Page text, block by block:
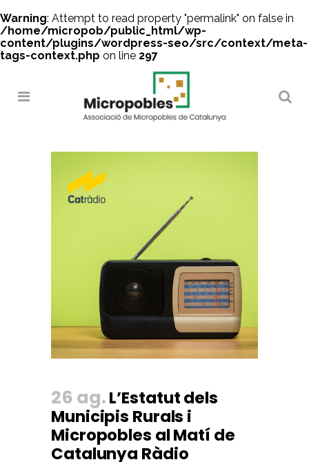
Warning: Attempt to read property "permalink" on false in
/home/micropob/public_html/wp-
content/plugins/wordpress-seo/src/context/meta-
tags-context.php on line 297
26 ag.L’Estatut dels
Municipis Rurals i
Micropobles al Matí de
Catalunya Ràdio